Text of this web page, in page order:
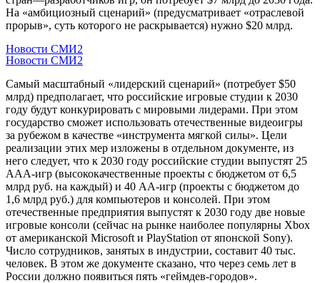
На «амбициозный сценарий» (предусматривает «отраслевой
прорыв», суть которого не раскрывается) нужно $20 млрд.
Новости СМИ2
Новости СМИ2
Самый масштабный «лидерский сценарий» (потребует $50
млрд) предполагает, что российские игровые студии к 2030
году будут конкурировать с мировыми лидерами. При этом
государство сможет использовать отечественные видеоигры
за рубежом в качестве «инструмента мягкой силы». Цели
реализации этих мер изложены в отдельном документе, из
него следует, что к 2030 году российские студии выпустят 25
AAA-игр (высококачественные проекты с бюджетом от 6,5
млрд руб. на каждый) и 40 AA-игр (проекты с бюджетом до
1,6 млрд руб.) для компьютеров и консолей. При этом
отечественные предприятия выпустят к 2030 году две новые
игровые консоли (сейчас на рынке наиболее популярны Xbox
от американской Microsoft и PlayStation от японской Sony).
Число сотрудников, занятых в индустрии, составит 40 тыс.
человек. В этом же документе сказано, что через семь лет в
России должно появиться пять «геймдев-городов».